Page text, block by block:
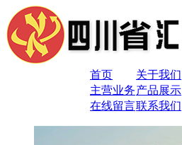
首页 关于我们
主营业务产品展示
在线留言联系我们